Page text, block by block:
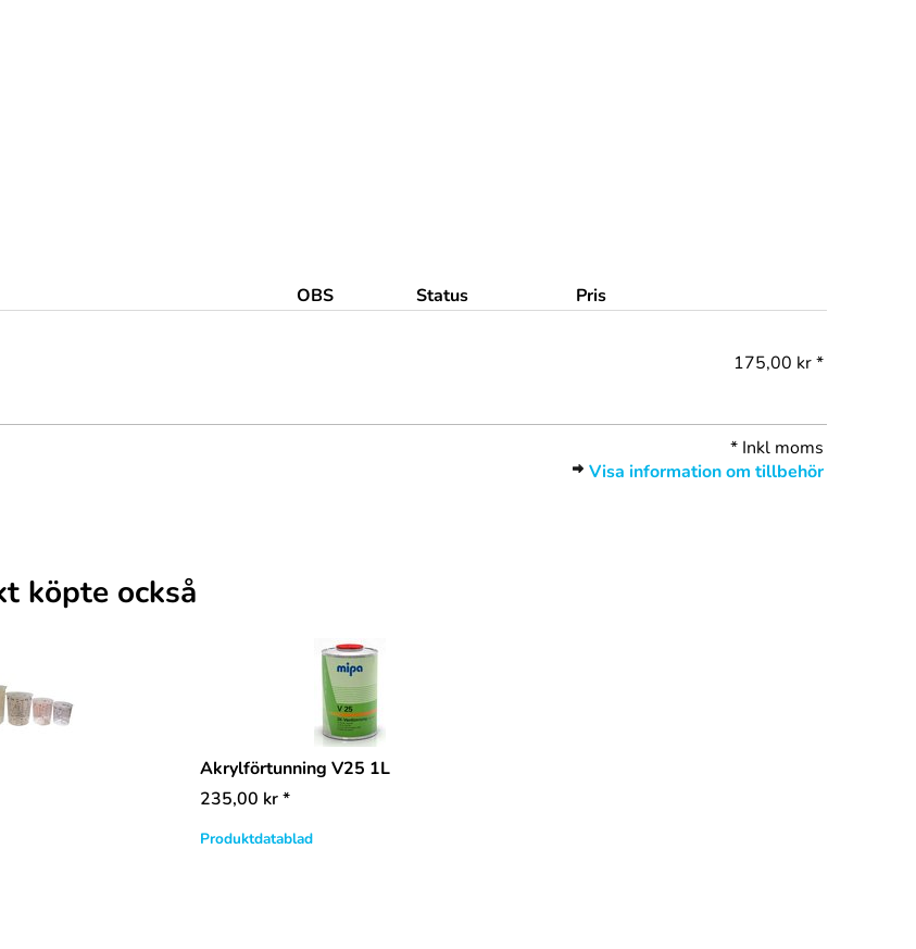
OBS Status Pris
175,00 kr *
* Inkl moms
Visa information om tillbehör
köpte också
Akrylförtunning V25 1L
235,00 kr*
Produktdatablad